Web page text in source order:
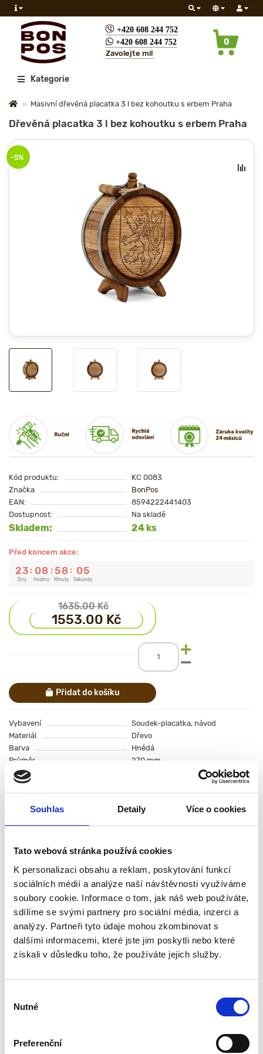
Souhlas Detaily Více o cookies
Tato webová stránka používá cookies
K personalizaci obsahu a reklam, poskytování funkcí
sociálních médií a analýze naší návštěvnosti využíváme
soubory cookie. Informace o tom, jak náš web používáte,
sdílíme se svými partnery pro sociální média, inzerci a
analýzy. Partneři tyto údaje mohou zkombinovat s
dalšími informacemi, které jste jim poskytli nebo které
získali v důsledku toho, že používáte jejich služby.
souhlasu
Nutné
Preferenční
+420 608 244 752
+420 608 244 752
Zavolejte mi!
0
VšechnyKategorie
Masivní dřevěná placatka 3 l bez kohoutku s erbem Praha
Dřevěná placatka 3 l bez kohoutku s erbem Praha
-5%
Kód produktu:
KC 0083
Značka
BonPos
EAN:
8594222441403
Dostupnost:
Na skladě
Skladem: 24 ks
Před koncem akce:
23
Dny
: 08
Hodiny
: 58
Minuty
: 05
Sekundy
1635.00 Kč
1553.00 Kč
Přidat do košíku
Vybavení
Soudek-placatka, návod
Materiál
Dřevo
Barva
Hnědá
Průměr
270 mm
Materiál obruče
0 recenzí
Hodnocení (0)
Ručně vyráběná dubová placatka
o objemu 3 l je určena pro
skladování a servírování nápojů.
Vyrobena je z masivního
dubového dřeva a doplněna o
Vlastnosti produktu
• objem: 3 l
• ruční výroba